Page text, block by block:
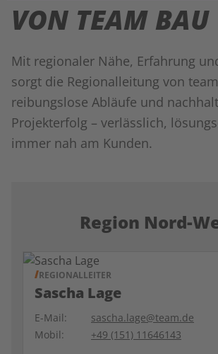
VON TEAM BAU
Mit regionaler Nähe, Erfahrung
sorgt die Regionalleitung von
reibungslose Abläufe und
Projekterfolg – verlässlich,
immer nah am Kunden.
Region Nord-
REGIONALLEITER
Sascha Lage
E-Mail:
sascha.lage@team.de
Mobil:
+49 (151) 11646143